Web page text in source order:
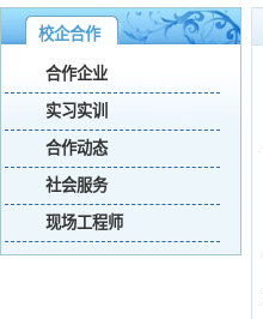
校企合作
合作企业
实习实训
合作动态
社会服务
现场工程师